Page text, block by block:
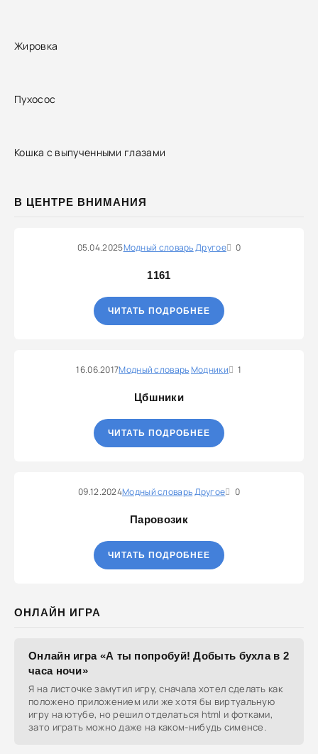
Жировка
Пухосос
Кошка с выпученными глазами
В ЦЕНТРЕ ВНИМАНИЯ
05.04.2025Модный словарьДругое 0
1161
ЧИТАТЬ ПОДРОБНЕЕ
16.06.2017Модный словарьМодники 1
Цбшники
ЧИТАТЬ ПОДРОБНЕЕ
09.12.2024Модный словарьДругое 0
Паровозик
ЧИТАТЬ ПОДРОБНЕЕ
ОНЛАЙН ИГРА
Онлайн игра «А ты попробуй! Добыть бухла в 2
часа ночи»
Я на листочке замутил игру, сначала хотел сделать как
положено приложением или же хотя бы виртуальную
игру на ютубе, но решил отделаться html и фотками,
зато играть можно даже на каком-нибудь сименсе.